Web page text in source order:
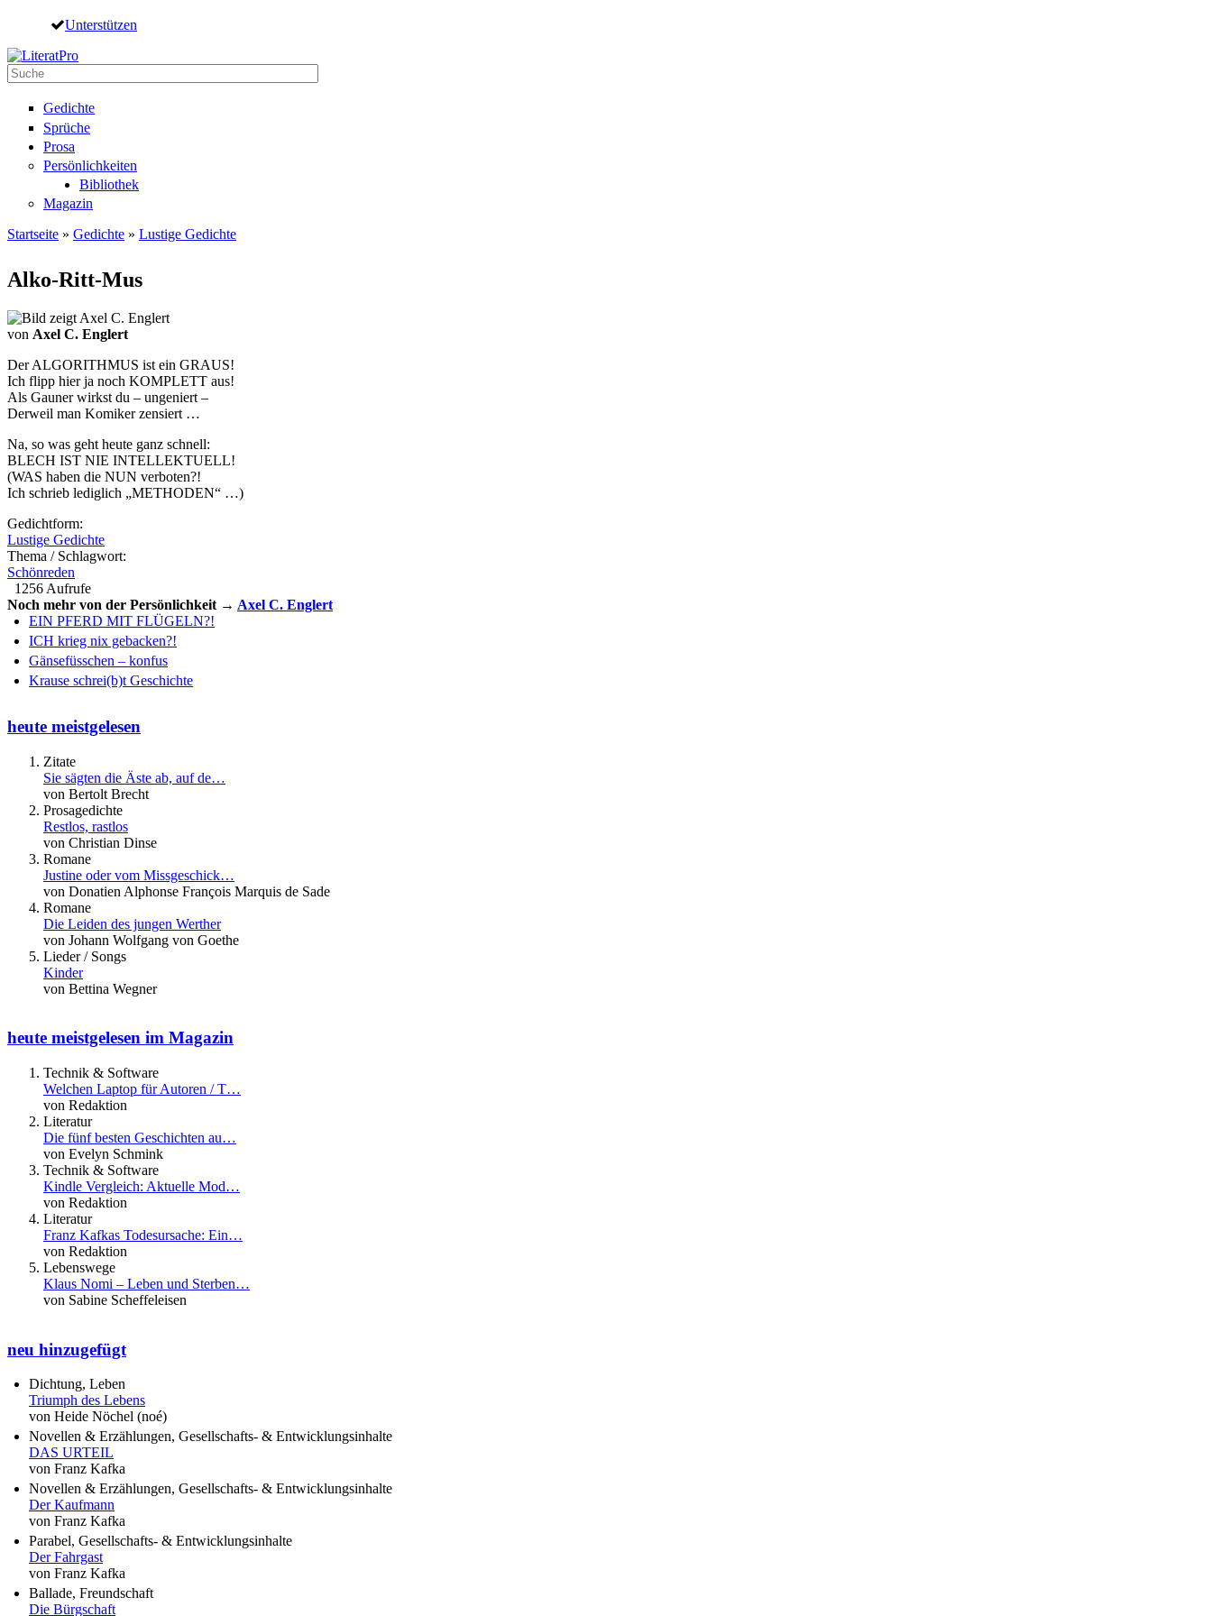
Direkt zum Inhalt
Unterstützen
Suche
Gedichte
Sprüche
Prosa
Persönlichkeiten
Bibliothek
Magazin
Startseite » Gedichte » Lustige Gedichte
Alko-Ritt-Mus
von Axel C. Englert
Der ALGORITHMUS ist ein GRAUS!
Ich flipp hier ja noch KOMPLETT aus!
Als Gauner wirkst du – ungeniert –
Derweil man Komiker zensiert …
Na, so was geht heute ganz schnell:
BLECH IST NIE INTELLEKTUELL!
(WAS haben die NUN verboten?!
Ich schrieb lediglich „METHODEN“ …)
Gedichtform:
Lustige Gedichte
Thema / Schlagwort:
Schönreden
1256 Aufrufe
Noch mehr von der Persönlichkeit → Axel C. Englert
EIN PFERD MIT FLÜGELN?!
ICH krieg nix gebacken?!
Gänsefüsschen – konfus
Krause schrei(b)t Geschichte
heute meistgelesen
Zitate
Sie sägten die Äste ab, auf de…
von Bertolt Brecht
Prosagedichte
Restlos, rastlos
von Christian Dinse
Romane
Justine oder vom Missgeschick…
von Donatien Alphonse François Marquis de Sade
Romane
Die Leiden des jungen Werther
von Johann Wolfgang von Goethe
Lieder / Songs
Kinder
von Bettina Wegner
heute meistgelesen im Magazin
Technik & Software
Welchen Laptop für Autoren / T…
von Redaktion
Literatur
Die fünf besten Geschichten au…
von Evelyn Schmink
Technik & Software
Kindle Vergleich: Aktuelle Mod…
von Redaktion
Literatur
Franz Kafkas Todesursache: Ein…
von Redaktion
Lebenswege
Klaus Nomi – Leben und Sterben…
von Sabine Scheffeleisen
neu hinzugefügt
Dichtung, Leben
Triumph des Lebens
von Heide Nöchel (noé)
Novellen & Erzählungen, Gesellschafts- & Entwicklungsinhalte
DAS URTEIL
von Franz Kafka
Novellen & Erzählungen, Gesellschafts- & Entwicklungsinhalte
Der Kaufmann
von Franz Kafka
Parabel, Gesellschafts- & Entwicklungsinhalte
Der Fahrgast
von Franz Kafka
Ballade, Freundschaft
Die Bürgschaft